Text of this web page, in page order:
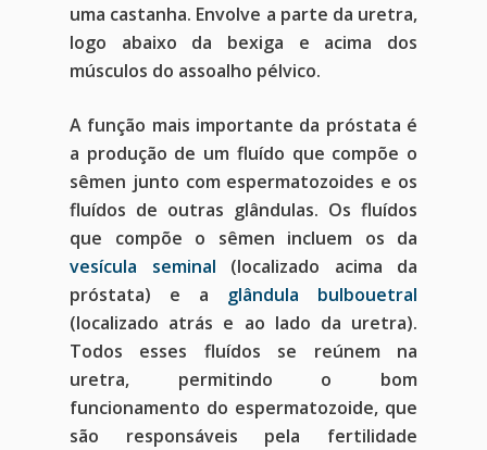
uma castanha. Envolve a parte da uretra,
logo abaixo da bexiga e acima dos
músculos do assoalho pélvico.
A função mais importante da próstata é
a produção de um fluído que compõe o
sêmen junto com espermatozoides e os
fluídos de outras glândulas. Os fluídos
que compõe o sêmen incluem os da
vesícula seminal (localizado acima da
próstata) e a glândula bulbouetral
(localizado atrás e ao lado da uretra).
Todos esses fluídos se reúnem na
uretra, permitindo o bom
funcionamento do espermatozoide, que
são responsáveis pela fertilidade